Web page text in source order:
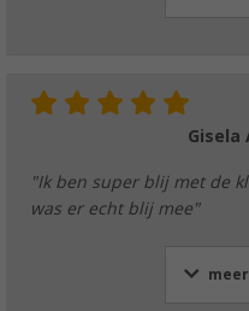
Gisela
"Ik ben super blij met de
was er echt blij mee"